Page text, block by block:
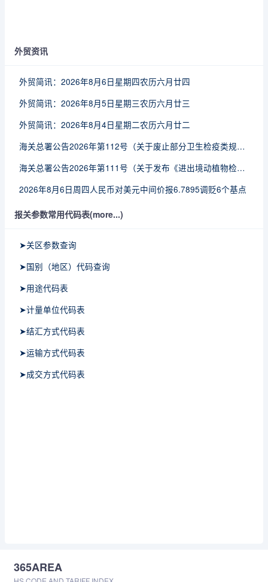
外贸资讯
外贸简讯：2026年8月6日星期四农历六月廿四
外贸简讯：2026年8月5日星期三农历六月廿三
外贸简讯：2026年8月4日星期二农历六月廿二
海关总署公告2026年第112号（关于废止部分卫生检疫类规范性文件的公告）
海关总署公告2026年第111号（关于发布《进出境动植物检疫处理监督管理工作规定》《进出境卫生处理监督管理工作规定》的公告）
2026年8月6日周四人民币对美元中间价报6.7895调贬6个基点
报关参数常用代码表(more...)
➤关区参数查询
➤国别（地区）代码查询
➤用途代码表
➤计量单位代码表
➤结汇方式代码表
➤运输方式代码表
➤成交方式代码表
365AREA